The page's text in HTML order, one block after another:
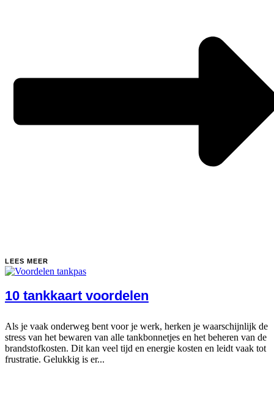
LEES MEER
10 tankkaart voordelen
Als je vaak onderweg bent voor je werk, herken je waarschijnlijk de
stress van het bewaren van alle tankbonnetjes en het beheren van de
brandstofkosten. Dit kan veel tijd en energie kosten en leidt vaak tot
frustratie. Gelukkig is er...